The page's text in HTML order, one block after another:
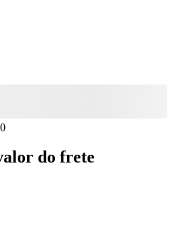
do frete